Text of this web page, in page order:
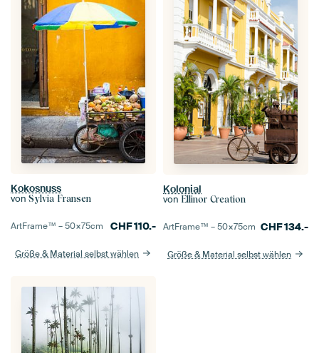
Kokosnuss
von Sylvia Fransen
ArtFrame™ –50×75cm CHF110.-
Größe & Material selbst wählen
Kolonial
von Ellinor Creation
ArtFrame™ –50×75cm CHF134.-
Größe & Material selbst wählen